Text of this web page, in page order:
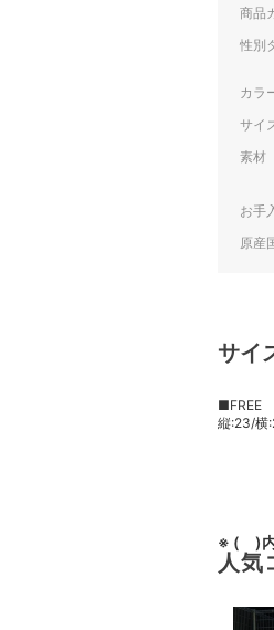
商品
性別
カラ
サイ
素材
お手
原産
サイ
■FREE
縦:23/横
※ ( )内
人気